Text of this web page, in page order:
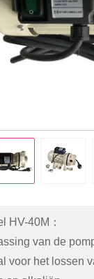
HV-40M：
van de
voor het lossen